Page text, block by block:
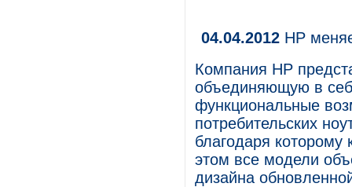
04.04.2012 HP
Компания HP
объединяющую в
функциональные
потребительских
благодаря которому
этом все модели
дизайна